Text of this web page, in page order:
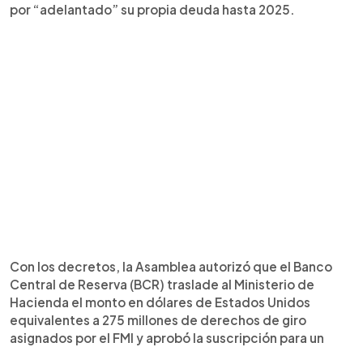
por “adelantado” su propia deuda hasta 2025.
Con los decretos, la Asamblea autorizó que el Banco
Central de Reserva (BCR) traslade al Ministerio de
Hacienda el monto en dólares de Estados Unidos
equivalentes a 275 millones de derechos de giro
asignados por el FMI y aprobó la suscripción para un